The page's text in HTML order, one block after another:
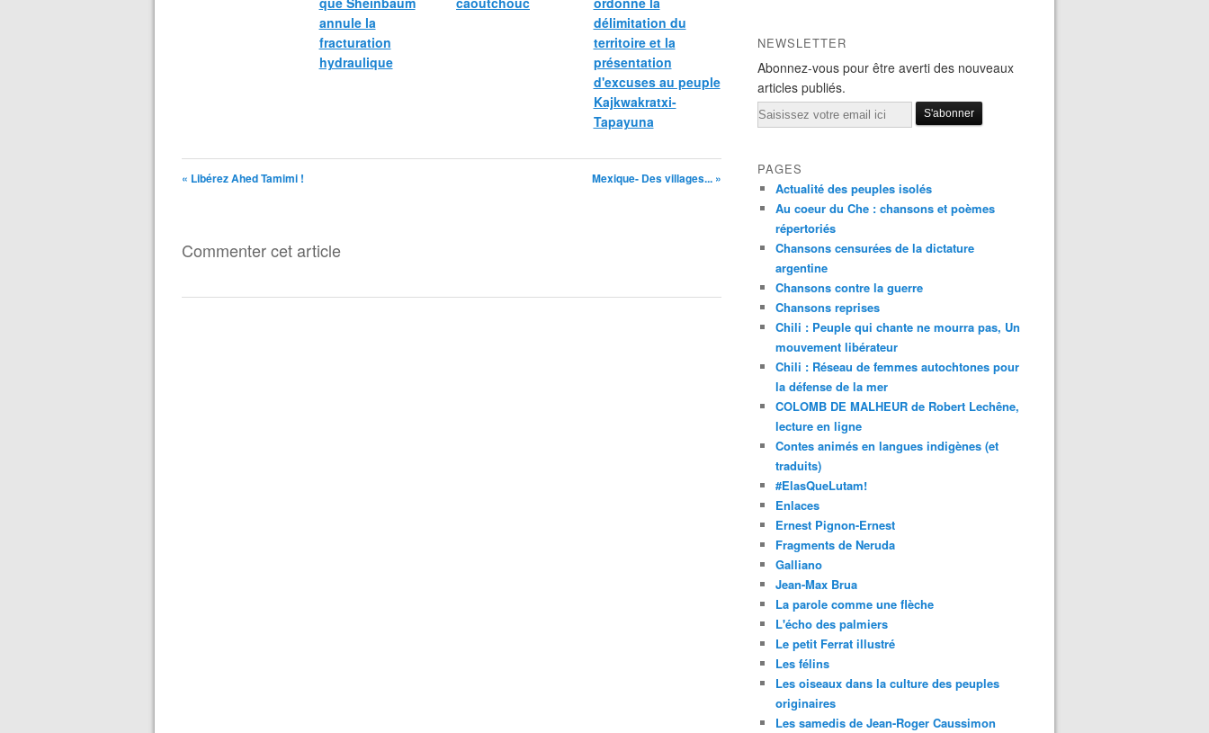
annule la
fracturation
hydraulique
délimitation du
territoire et la
présentation
d'excuses au peuple
Kajkwakratxi-
Tapayuna
« Libérez Ahed Tamimi ! Mexique- Des villages... »
Commenter cet article
NEWSLETTER
Abonnez-vous pour être averti des nouveaux
articles publiés.
Email
PAGES
Actualité des peuples isolés
Au coeur du Che : chansons et poèmes
répertoriés
Chansons censurées de la dictature
argentine
Chansons contre la guerre
Chansons reprises
Chili : Peuple qui chante ne mourra pas, Un
mouvement libérateur
Chili : Réseau de femmes autochtones pour
la défense de la mer
COLOMB DE MALHEUR de Robert Lechêne,
lecture en ligne
Contes animés en langues indigènes (et
traduits)
#ElasQueLutam!
Enlaces
Ernest Pignon-Ernest
Fragments de Neruda
Galliano
Jean-Max Brua
La parole comme une flèche
L'écho des palmiers
Le petit Ferrat illustré
Les félins
Les oiseaux dans la culture des peuples
originaires
Les samedis de Jean-Roger Caussimon